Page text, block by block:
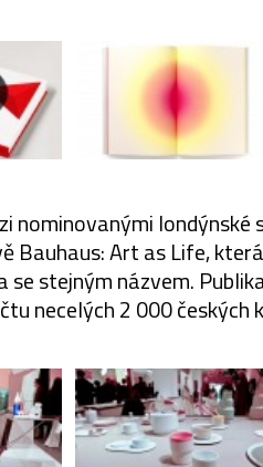
nominovanými londýnské
Bauhaus: Art as Life,
stejným názvem.
necelých 2 000 českých